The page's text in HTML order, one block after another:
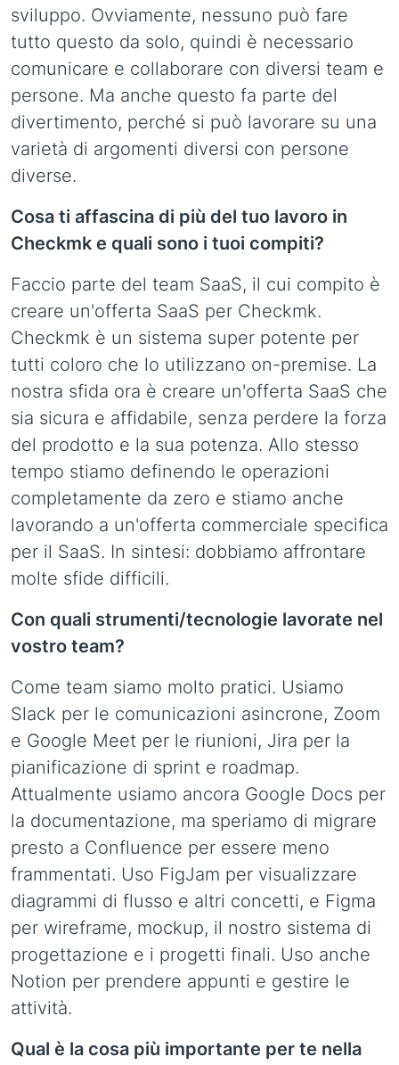
sviluppo. Ovviamente, nessuno può fare
tutto questo da solo, quindi è necessario
comunicare e collaborare con diversi team e
persone. Ma anche questo fa parte del
divertimento, perché si può lavorare su una
varietà di argomenti diversi con persone
diverse.
Cosa ti affascina di più del tuo lavoro in
Checkmk e quali sono i tuoi compiti?
Faccio parte del team SaaS, il cui compito è
creare un'offerta SaaS per Checkmk.
Checkmk è un sistema super potente per
tutti coloro che lo utilizzano on-premise. La
nostra sfida ora è creare un'offerta SaaS che
sia sicura e affidabile, senza perdere la forza
del prodotto e la sua potenza. Allo stesso
tempo stiamo definendo le operazioni
completamente da zero e stiamo anche
lavorando a un'offerta commerciale specifica
per il SaaS. In sintesi: dobbiamo affrontare
molte sfide difficili.
Con quali strumenti/tecnologie lavorate nel
vostro team?
Come team siamo molto pratici. Usiamo
Slack per le comunicazioni asincrone, Zoom
e Google Meet per le riunioni, Jira per la
pianificazione di sprint e roadmap.
Attualmente usiamo ancora Google Docs per
la documentazione, ma speriamo di migrare
presto a Confluence per essere meno
frammentati. Uso FigJam per visualizzare
diagrammi di flusso e altri concetti, e Figma
per wireframe, mockup, il nostro sistema di
progettazione e i progetti finali. Uso anche
Notion per prendere appunti e gestire le
attività.
Qual è la cosa più importante per te nella